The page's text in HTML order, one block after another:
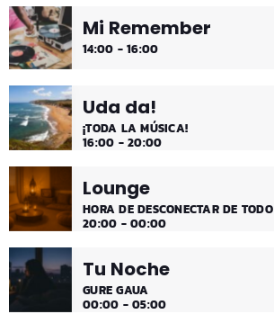
Mi Remember
14:00 - 16:00
Uda da!
¡TODA LA MÚSICA!
16:00 - 20:00
Lounge
HORA DE DESCONECTAR DE TODO
20:00 - 00:00
Tu Noche
GURE GAUA
00:00 - 05:00